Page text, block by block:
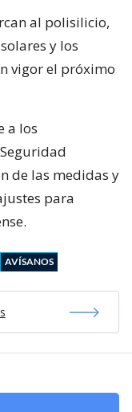
al polisilicio,
y los
vigor el próximo
a los
de las medidas y
para
AVÍSANOS